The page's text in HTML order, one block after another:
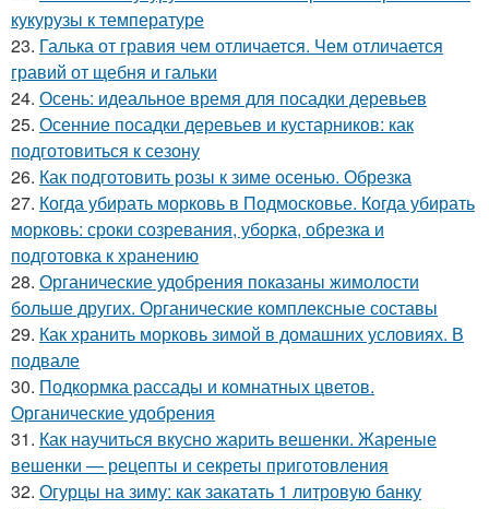
кукурузы к температуре
23. Галька от гравия чем отличается. Чем отличается
гравий от щебня и гальки
24. Осень: идеальное время для посадки деревьев
25. Осенние посадки деревьев и кустарников: как
подготовиться к сезону
26. Как подготовить розы к зиме осенью. Обрезка
27. Когда убирать морковь в Подмосковье. Когда убирать
морковь: сроки созревания, уборка, обрезка и
подготовка к хранению
28. Органические удобрения показаны жимолости
больше других. Органические комплексные составы
29. Как хранить морковь зимой в домашних условиях. В
подвале
30. Подкормка рассады и комнатных цветов.
Органические удобрения
31. Как научиться вкусно жарить вешенки. Жареные
вешенки — рецепты и секреты приготовления
32. Огурцы на зиму: как закатать 1 литровую банку